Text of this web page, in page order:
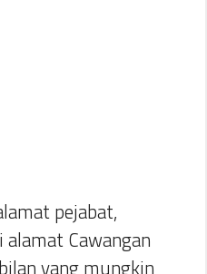
pejabat,
Cawangan
yang mungkin